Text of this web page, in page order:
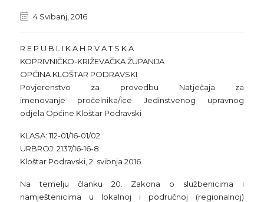
4 Svibanj, 2016
R E P U B L I K A H R V A T S K A
KOPRIVNIČKO-KRIŽEVAČKA ŽUPANIJA
OPĆINA KLOŠTAR PODRAVSKI
Povjerenstvo za provedbu Natječaja za
imenovanje pročelnika/ice Jedinstvenog upravnog
odjela Općine Kloštar Podravski
KLASA: 112-01/16-01/02
URBROJ: 2137/16-16-8
Kloštar Podravski, 2. svibnja 2016.
Na temelju članku 20. Zakona o službenicima i
namještenicima u lokalnoj i područnoj (regionalnoj)